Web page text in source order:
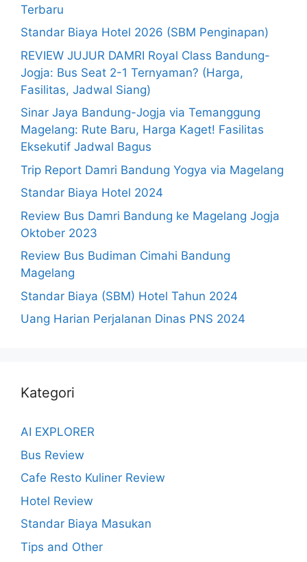
Terbaru
Standar Biaya Hotel 2026 (SBM Penginapan)
REVIEW JUJUR DAMRI Royal Class Bandung-
Jogja: Bus Seat 2-1 Ternyaman? (Harga,
Fasilitas, Jadwal Siang)
Sinar Jaya Bandung-Jogja via Temanggung
Magelang: Rute Baru, Harga Kaget! Fasilitas
Eksekutif Jadwal Bagus
Trip Report Damri Bandung Yogya via Magelang
Standar Biaya Hotel 2024
Review Bus Damri Bandung ke Magelang Jogja
Oktober 2023
Review Bus Budiman Cimahi Bandung
Magelang
Standar Biaya (SBM) Hotel Tahun 2024
Uang Harian Perjalanan Dinas PNS 2024
Kategori
AI EXPLORER
Bus Review
Cafe Resto Kuliner Review
Hotel Review
Standar Biaya Masukan
Tips and Other